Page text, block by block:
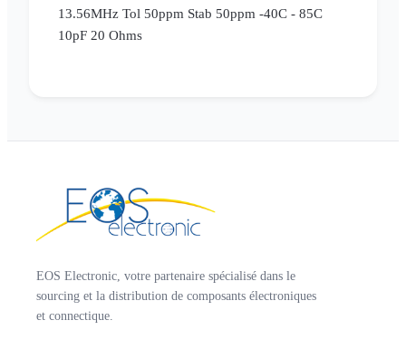
13.56MHz Tol 50ppm Stab 50ppm -40C - 85C
10pF 20 Ohms
EOS Electronic, votre partenaire spécialisé dans le
sourcing et la distribution de composants électroniques
et connectique.